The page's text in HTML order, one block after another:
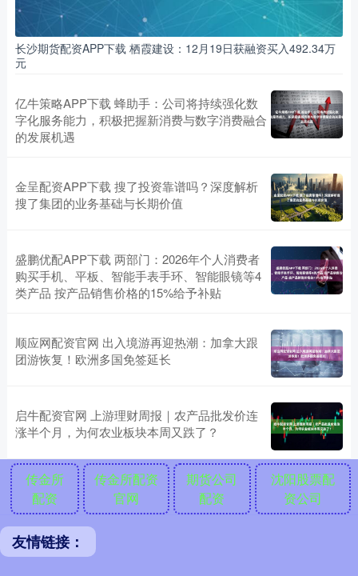
长沙期货配资APP下载 栖霞建设：12月19日获融资买入492.34万
元
亿牛策略APP下载 蜂助手：公司将持续强化数
字化服务能力，积极把握新消费与数字消费融合
的发展机遇
金呈配资APP下载 搜了投资靠谱吗？深度解析
搜了集团的业务基础与长期价值
盛鹏优配APP下载 两部门：2026年个人消费者
购买手机、平板、智能手表手环、智能眼镜等4
类产品 按产品销售价格的15%给予补贴
顺应网配资官网 出入境游再迎热潮：加拿大跟
团游恢复！欧洲多国免签延长
启牛配资官网 上游理财周报｜农产品批发价连
涨半个月，为何农业板块本周又跌了？
传金所
配资
传金所配资
官网
期货公司
配资
沈阳股票配
资公司
友情链接：